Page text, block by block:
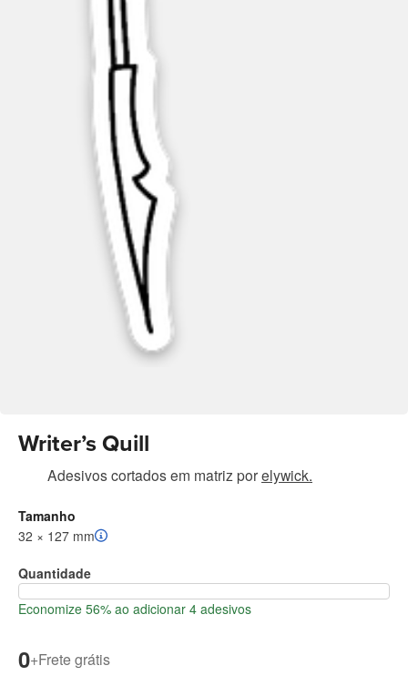
Writer’s Quill
Adesivos cortados em matriz porelywick.
Tamanho
32 × 127 mm
Quantidade
Economize 56% ao adicionar 4 adesivos
0+Frete grátis